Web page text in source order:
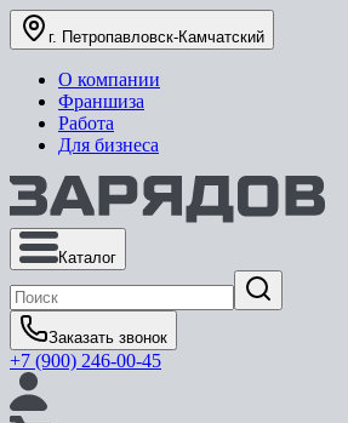
г. Петропавловск-Камчатский
О компании
Франшиза
Работа
Для бизнеса
Каталог
Заказать звонок
+7 (900) 246-00-45